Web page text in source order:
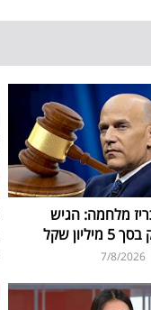
מלחמה: הגיש
שקל
7/8/2026